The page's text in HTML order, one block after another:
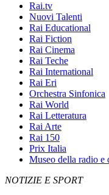
Rai.tv
Nuovi Talenti
Rai Educational
Rai Fiction
Rai Cinema
Rai Teche
Rai International
Rai Eri
Orchestra Sinfonica
Rai World
Rai Letteratura
Rai Arte
Rai 150
Prix Italia
Museo della radio e
NOTIZIE E SPORT